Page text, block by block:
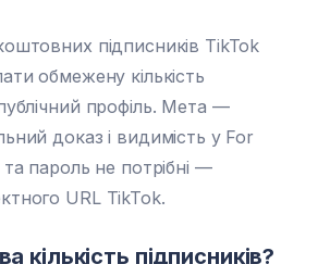
підписників TikTok
обмежену кількість
профіль. Мета —
доказ і видимість у For
пароль не потрібні —
URL TikTok.
кількість підписників?